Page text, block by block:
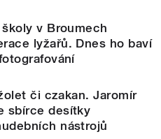
v Broumech
lyžařů. Dnes ho baví
či czakan. Jaromír
sbírce desítky
nástrojů